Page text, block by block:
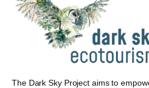
The Dark Sky Project aims to